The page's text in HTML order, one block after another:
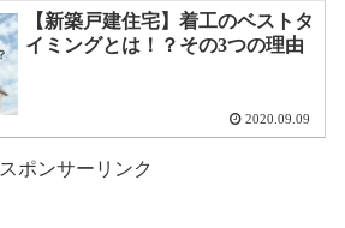
【新築戸建住宅】着工のベストタ
イミングとは！？その3つの理由
2020.09.09
スポンサーリンク